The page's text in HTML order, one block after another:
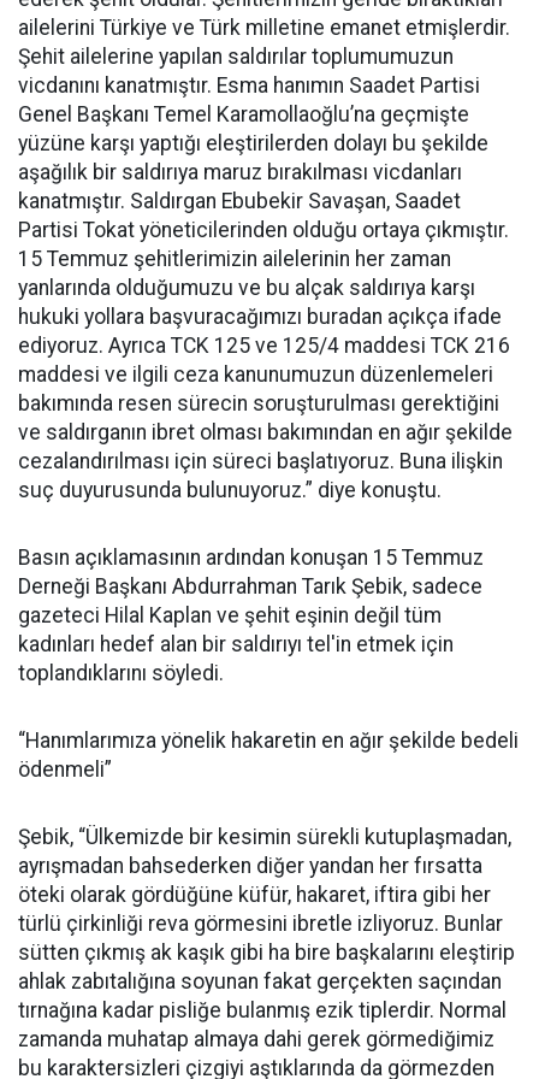
ailelerini Türkiye ve Türk milletine emanet etmişlerdir.
Şehit ailelerine yapılan saldırılar toplumumuzun
vicdanını kanatmıştır. Esma hanımın Saadet Partisi
Genel Başkanı Temel Karamollaoğlu’na geçmişte
yüzüne karşı yaptığı eleştirilerden dolayı bu şekilde
aşağılık bir saldırıya maruz bırakılması vicdanları
kanatmıştır. Saldırgan Ebubekir Savaşan, Saadet
Partisi Tokat yöneticilerinden olduğu ortaya çıkmıştır.
15 Temmuz şehitlerimizin ailelerinin her zaman
yanlarında olduğumuzu ve bu alçak saldırıya karşı
hukuki yollara başvuracağımızı buradan açıkça ifade
ediyoruz. Ayrıca TCK 125 ve 125/4 maddesi TCK 216
maddesi ve ilgili ceza kanunumuzun düzenlemeleri
bakımında resen sürecin soruşturulması gerektiğini
ve saldırganın ibret olması bakımından en ağır şekilde
cezalandırılması için süreci başlatıyoruz. Buna ilişkin
suç duyurusunda bulunuyoruz.” diye konuştu.
Basın açıklamasının ardından konuşan 15 Temmuz
Derneği Başkanı Abdurrahman Tarık Şebik, sadece
gazeteci Hilal Kaplan ve şehit eşinin değil tüm
kadınları hedef alan bir saldırıyı tel'in etmek için
toplandıklarını söyledi.
“Hanımlarımıza yönelik hakaretin en ağır şekilde bedeli
ödenmeli”
Şebik, “Ülkemizde bir kesimin sürekli kutuplaşmadan,
ayrışmadan bahsederken diğer yandan her fırsatta
öteki olarak gördüğüne küfür, hakaret, iftira gibi her
türlü çirkinliği reva görmesini ibretle izliyoruz. Bunlar
sütten çıkmış ak kaşık gibi ha bire başkalarını eleştirip
ahlak zabıtalığına soyunan fakat gerçekten saçından
tırnağına kadar pisliğe bulanmış ezik tiplerdir. Normal
zamanda muhatap almaya dahi gerek görmediğimiz
bu karaktersizleri çizgiyi aştıklarında da görmezden